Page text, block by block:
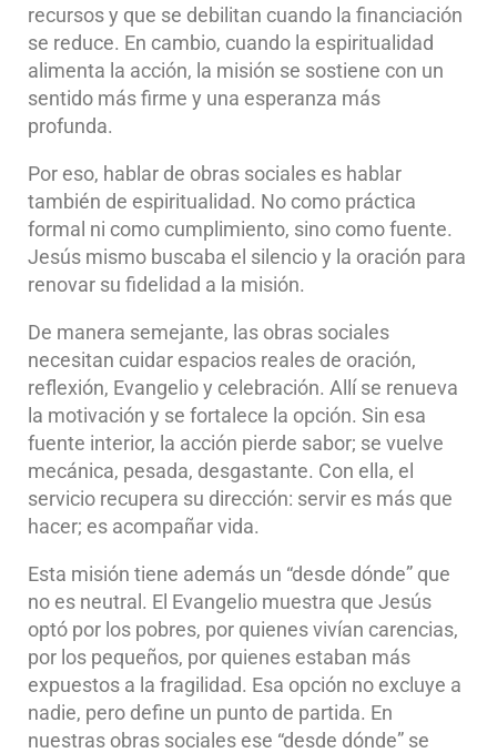
recursos y que se debilitan cuando la financiación
se reduce. En cambio, cuando la espiritualidad
alimenta la acción, la misión se sostiene con un
sentido más firme y una esperanza más
profunda.
Por eso, hablar de obras sociales es hablar
también de espiritualidad. No como práctica
formal ni como cumplimiento, sino como fuente.
Jesús mismo buscaba el silencio y la oración para
renovar su fidelidad a la misión.
De manera semejante, las obras sociales
necesitan cuidar espacios reales de oración,
reflexión, Evangelio y celebración. Allí se renueva
la motivación y se fortalece la opción. Sin esa
fuente interior, la acción pierde sabor; se vuelve
mecánica, pesada, desgastante. Con ella, el
servicio recupera su dirección: servir es más que
hacer; es acompañar vida.
Esta misión tiene además un “desde dónde” que
no es neutral. El Evangelio muestra que Jesús
optó por los pobres, por quienes vivían carencias,
por los pequeños, por quienes estaban más
expuestos a la fragilidad. Esa opción no excluye a
nadie, pero define un punto de partida. En
nuestras obras sociales ese “desde dónde” se